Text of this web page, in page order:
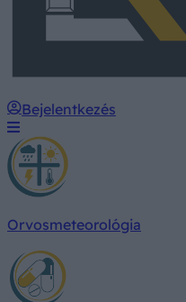
Bejelentkezés
Orvosmeteorológia